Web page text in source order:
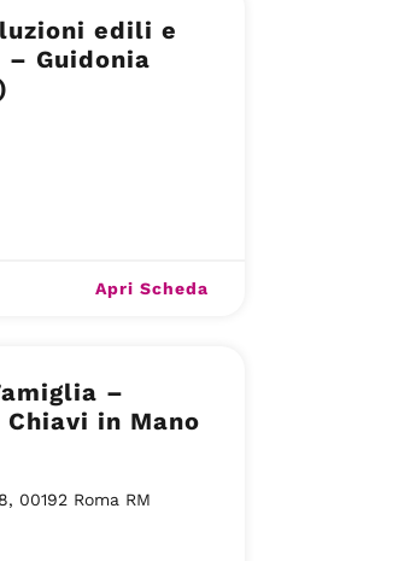
edili e
Guidonia
Apri Scheda
–
in Mano
00192 Roma RM